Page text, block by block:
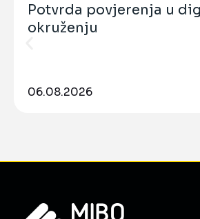
Potvrda povjerenja u
okruženju
06.08.2026